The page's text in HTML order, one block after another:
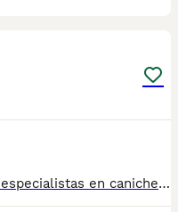
Somos centro canino Valmajano, especialistas en caniche Toy situados en Segovia. Ofertamos una camada de gran calidad en la cual queda disponible un macho color negro para entregar la semana entre el 5 y el 12 de agosto. Se entrega con inscripción en LOE para obtener pedigrí como perro de compañía (pedigrí para cría/show 400€ de manera opcional), garantía (6 meses enfermedades congénitas y 15 días víricas), dos primeras revisiones veterinarias con vacunas y desparasitaciones al día y pasaporte con microchip. Consulta con nosotros y te asesoramos encantados. Puedes conocer más sobre nosotros en nuestra cuenta de instagram @valmajanocentro o en nuestra página web www.valmajano.com